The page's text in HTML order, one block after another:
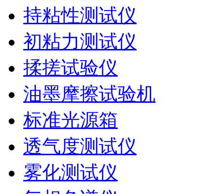
持粘性测试仪
初粘力测试仪
揉搓试验仪
油墨摩擦试验机
标准光源箱
透气度测试仪
雾化测试仪